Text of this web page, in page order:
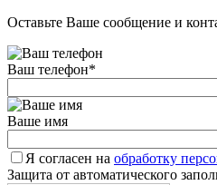
Оставьте Ваше сообщение и
Ваш телефон*
Ваше имя
Я согласен на обработку
Защита от автоматического